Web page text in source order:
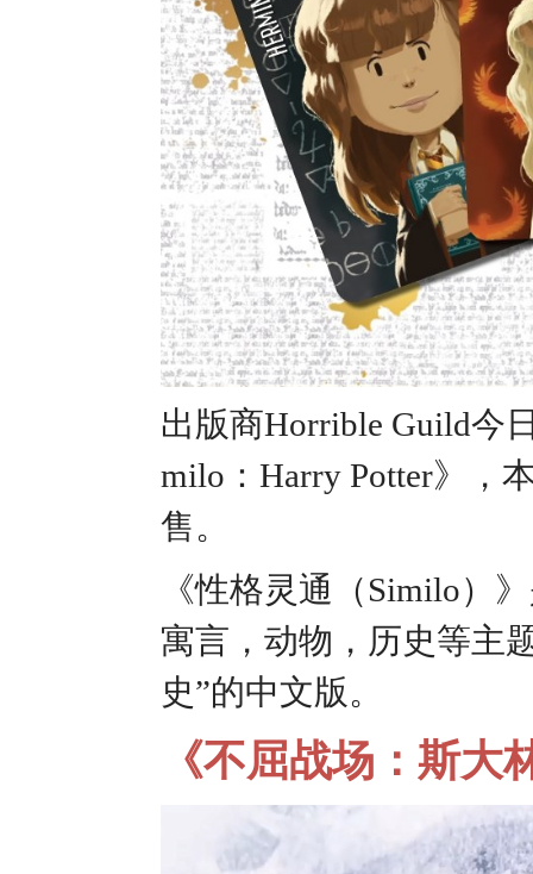
出版商Horrible Guild
milo：Harry Potter》，
售。
《性格灵通（Similo）
寓言，动物，历史等主
史”的中文版。
《不屈战场：斯大